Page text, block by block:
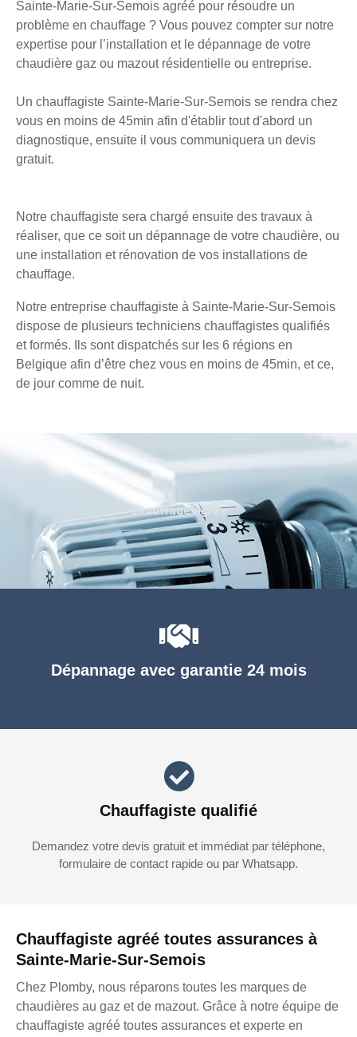
Sainte-Marie-Sur-Semois agréé pour résoudre un
problème en chauffage ? Vous pouvez compter sur notre
expertise pour l’installation et le dépannage de votre
chaudière gaz ou mazout résidentielle ou entreprise.
Un chauffagiste Sainte-Marie-Sur-Semois se rendra chez
vous en moins de 45min afin d'établir tout d'abord un
diagnostique, ensuite il vous communiquera un devis
gratuit.
Notre chauffagiste sera chargé ensuite des travaux à
réaliser, que ce soit un dépannage de votre chaudière, ou
une installation et rénovation de vos installations de
chauffage.
Notre entreprise chauffagiste à Sainte-Marie-Sur-Semois
dispose de plusieurs techniciens chauffagistes qualifiés
et formés. Ils sont dispatchés sur les 6 régions en
Belgique afin d’être chez vous en moins de 45min, et ce,
de jour comme de nuit.
Chauffagiste agréé toutes assurances à
Sainte-Marie-Sur-Semois
Chez Plomby, nous réparons toutes les marques de
chaudières au gaz et de mazout. Grâce à notre équipe de
chauffagiste agréé toutes assurances et experte en
Dépannage avec garantie 24 mois
Chauffagiste qualifié
Demandez votre devis gratuit et immédiat par téléphone,
formulaire de contact rapide ou par Whatsapp.
Chauffage agréé